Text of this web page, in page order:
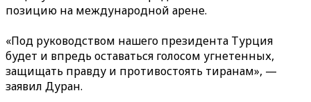
позицию на международной арене.
«Под руководством нашего президента Турция
будет и впредь оставаться голосом угнетенных,
защищать правду и противостоять тиранам», —
заявил Дуран.